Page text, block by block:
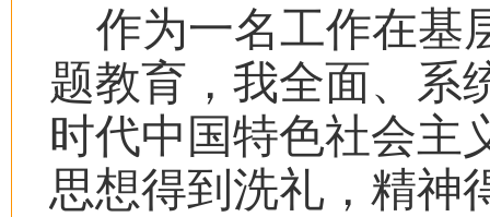
作为一名工作在基
题教育，我全面、系
时代中国特色社会主
思想得到洗礼，精神